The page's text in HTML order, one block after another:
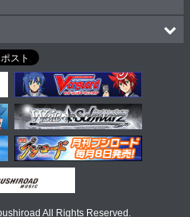
All Rights Reserved.